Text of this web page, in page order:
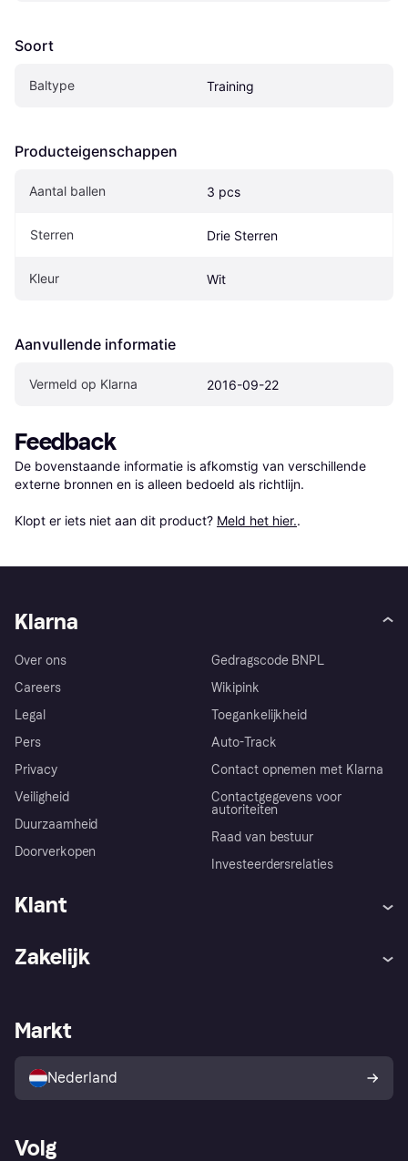
Soort
Baltype Training
Producteigenschappen
Aantal ballen 3 pcs
Sterren Drie Sterren
Kleur Wit
Aanvullende informatie
Vermeld op Klarna 2016-09-22
Feedback
De bovenstaande informatie is afkomstig van verschillende
externe bronnen en is alleen bedoeld als richtlijn.
Klopt er iets niet aan dit product? Meld het hier..
Klarna
Over ons
Careers
Legal
Pers
Privacy
Veiligheid
Duurzaamheid
Doorverkopen
Gedragscode BNPL
Wikipink
Toegankelijkheid
Auto-Track
Contact opnemen met Klarna
Contactgegevens voor
autoriteiten
Raad van bestuur
Investeerdersrelaties
Klant
Winkeloverzicht
Kopersbescherming voor
consumenten
Zakelijk
Zakelijke login
Markt
Nederland
Volg